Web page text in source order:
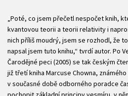
„Poté, co jsem přečetl nespočet knih,
kvantovou teorii a teorii relativity i
nich příliš moudrý, jsem se rozhodl, že
napsal jsem tuto knihu,“ tvrdí autor. Po
Čarodějné peci (2005) se tak českým
již třetí kniha Marcuse Chowna,
v současné době odborného poradce